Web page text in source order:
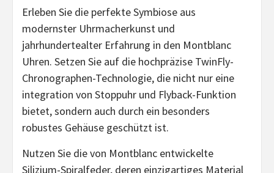
Erleben Sie die perfekte Symbiose aus
modernster Uhrmacherkunst und
jahrhundertealter Erfahrung in den Montblanc
Uhren. Setzen Sie auf die hochpräzise TwinFly-
Chronographen-Technologie, die nicht nur eine
integration von Stoppuhr und Flyback-Funktion
bietet, sondern auch durch ein besonders
robustes Gehäuse geschützt ist.
Nutzen Sie die von Montblanc entwickelte
Silizium-Spiralfeder, deren einzigartiges Material